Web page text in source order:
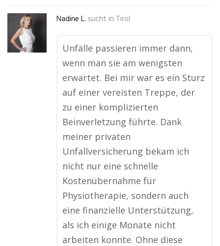
Nadine L. sucht in Tirol
Unfälle passieren immer dann,
wenn man sie am wenigsten
erwartet. Bei mir war es ein Sturz
auf einer vereisten Treppe, der
zu einer komplizierten
Beinverletzung führte. Dank
meiner privaten
Unfallversicherung bekam ich
nicht nur eine schnelle
Kostenübernahme für
Physiotherapie, sondern auch
eine finanzielle Unterstützung,
als ich einige Monate nicht
arbeiten konnte. Ohne diese